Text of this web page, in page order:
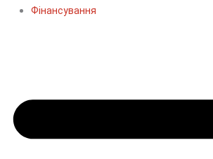
Фінансування